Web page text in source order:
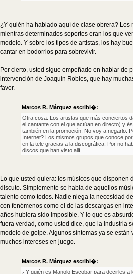
¿Y quién ha hablado aquí de clase obrera? Los
mientras determinados soportes eran los que
modelo. Y sobre los tipos de artistas, los hay
cantar en bodorrios para sobrevivir.
Por cierto, usted sigue empeñado en hablar de
intervención de Joaquín Robles, que hay
favor.
Marcos R. Márquez escribi�:
Otra cosa. Los artistas que más conciertos
el cantante con el que actúan en directo) y
también en la promoción. No voy a negarlo.
Internet? Los mismos grupos que conoce
en la tele gracias a la discográfica. Por no
discos que han visto allí.
Lo que usted quiera: los músicos que disponen
discuto. Simplemente se habla de aquellos
talento como todos. Nadie niega la necesidad
con fenómenos como el de las descargas en
años hubiera sido imposible. Y lo que es
fuera verdad, como usted dice, que la industria
modelo de golpe. Algunos síntomas ya se
muchos intereses en juego.
Marcos R. Márquez escribi�:
¿Y quién es Manolo Escobar para decirles a